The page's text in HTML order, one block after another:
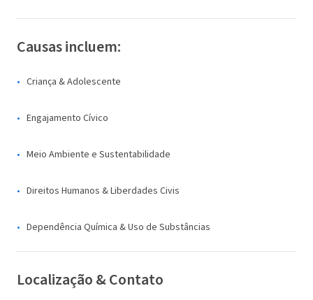
Causas incluem:
Criança & Adolescente
Engajamento Cívico
Meio Ambiente e Sustentabilidade
Direitos Humanos & Liberdades Civis
Dependência Química & Uso de Substâncias
Localização & Contato